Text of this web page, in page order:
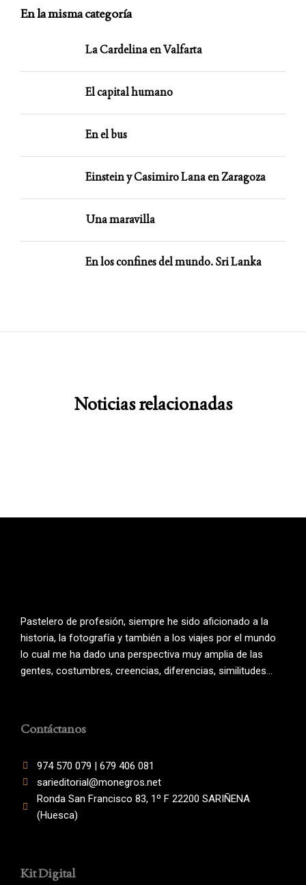
En la misma categoría
La Cardelina en Valfarta
El capital humano
En el bus
Einstein y Casimiro Lana en Zaragoza
Una maravilla
En los confines del mundo. Sri Lanka
Noticias relacionadas
Pastelero de profesión, siempre he sido aficionado a la
historia, la fotografía y también a los viajes por el mundo
lo cual me ha dado una perspectiva muy amplia de las
gentes, costumbres, creencias, diferencias, similitudes…
Contáctanos
974 570 079 | 679 406 081
sarieditorial@monegros.net
Ronda San Francisco 83, 1º F 22200 SARIÑENA
(Huesca)
Kit Digital